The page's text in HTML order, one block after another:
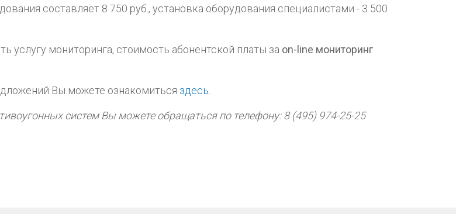
составляет 8 750 руб., установка оборудования специалистами - 3 500
мониторинга, стоимость абонентской платы за on-line мониторинг
Вы можете ознакомиться здесь
систем Вы можете обращаться по телефону: 8 (495) 974-25-25